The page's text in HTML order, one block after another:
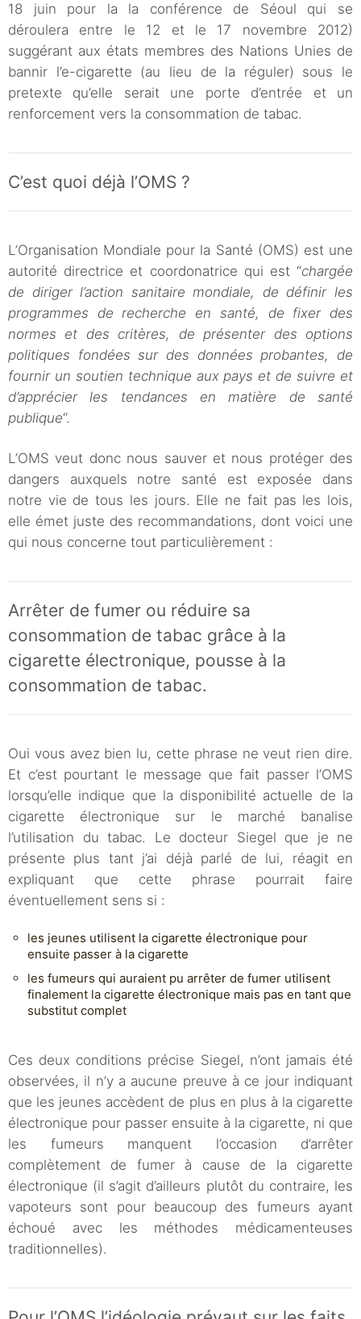
18 juin pour la la conférence de Séoul qui se
déroulera entre le 12 et le 17 novembre 2012)
suggérant aux états membres des Nations Unies de
bannir l’e-cigarette (au lieu de la réguler) sous le
pretexte qu’elle serait une porte d’entrée et un
renforcement vers la consommation de tabac.
C’est quoi déjà l’OMS ?
L’Organisation Mondiale pour la Santé (OMS) est une
autorité directrice et coordonatrice qui est “chargée
de diriger l’action sanitaire mondiale, de définir les
programmes de recherche en santé, de fixer des
normes et des critères, de présenter des options
politiques fondées sur des données probantes, de
fournir un soutien technique aux pays et de suivre et
d’apprécier les tendances en matière de santé
publique“.
L’OMS veut donc nous sauver et nous protéger des
dangers auxquels notre santé est exposée dans
notre vie de tous les jours. Elle ne fait pas les lois,
elle émet juste des recommandations, dont voici une
qui nous concerne tout particulièrement :
Arrêter de fumer ou réduire sa
consommation de tabac grâce à la
cigarette électronique, pousse à la
consommation de tabac.
Oui vous avez bien lu, cette phrase ne veut rien dire.
Et c’est pourtant le message que fait passer l’OMS
lorsqu’elle indique que la disponibilité actuelle de la
cigarette électronique sur le marché banalise
l’utilisation du tabac. Le docteur Siegel que je ne
présente plus tant j’ai déjà parlé de lui, réagit en
expliquant que cette phrase pourrait faire
éventuellement sens si :
les jeunes utilisent la cigarette électronique pour
ensuite passer à la cigarette
les fumeurs qui auraient pu arrêter de fumer utilisent
finalement la cigarette électronique mais pas en tant que
substitut complet
Ces deux conditions précise Siegel, n’ont jamais été
observées, il n’y a aucune preuve à ce jour indiquant
que les jeunes accèdent de plus en plus à la cigarette
électronique pour passer ensuite à la cigarette, ni que
les fumeurs manquent l’occasion d’arrêter
complètement de fumer à cause de la cigarette
électronique (il s’agit d’ailleurs plutôt du contraire, les
vapoteurs sont pour beaucoup des fumeurs ayant
échoué avec les méthodes médicamenteuses
traditionnelles).